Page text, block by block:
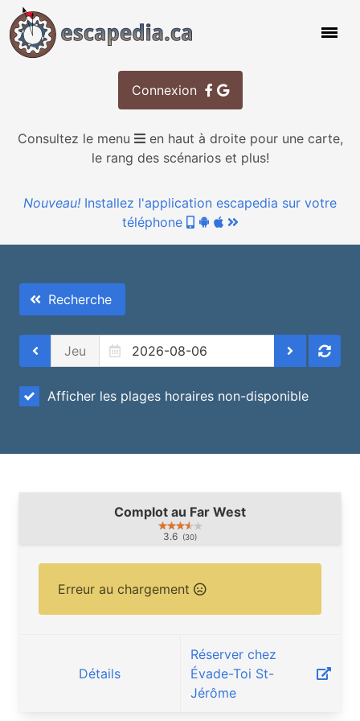
Connexion
Consultez le menu
en haut à droite pour une carte,
le rang des scénarios et plus!
Nouveau! Installez l'application escapedia sur votre
téléphone
Recherche
Jeu
Afficher les plages horaires non-disponible
Complot au Far West
3.6 (30)
Erreur au chargement
Détails
Réserver chez
Évade-Toi St-
Jérôme